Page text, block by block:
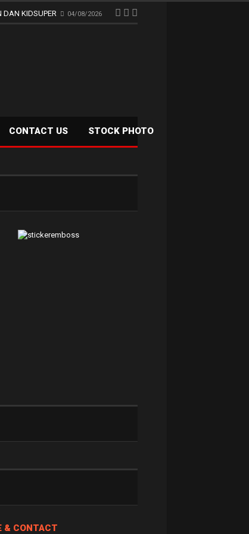
DAN KIDSUPER 04/08/2026
CONTACT US STOCK PHOTO
& CONTACT